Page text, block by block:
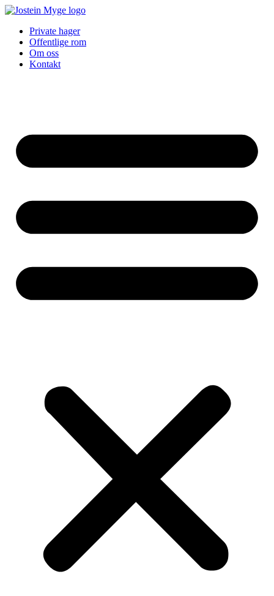
Skip
contentPrivate hager
Offentlige rom
Om oss
Kontakt